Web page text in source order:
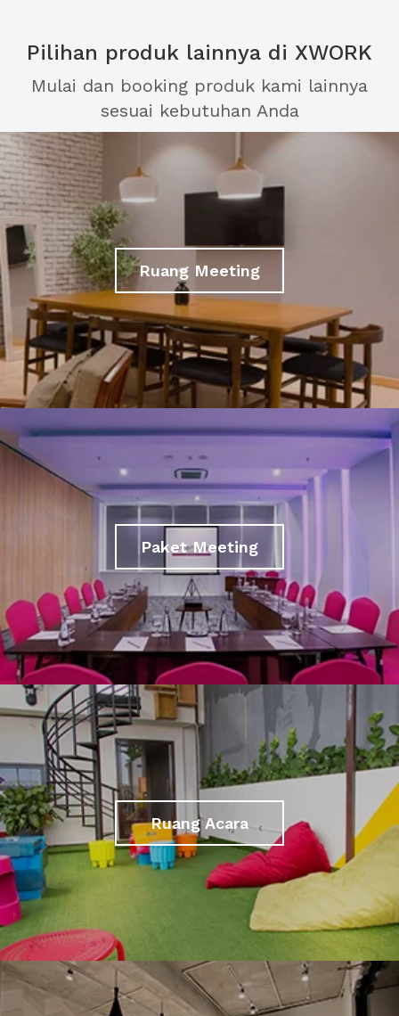
Pilihan produk lainnya di XWORK
Mulai dan booking produk kami lainnya
sesuai kebutuhan Anda
Ruang Meeting
Paket Meeting
Ruang Acara